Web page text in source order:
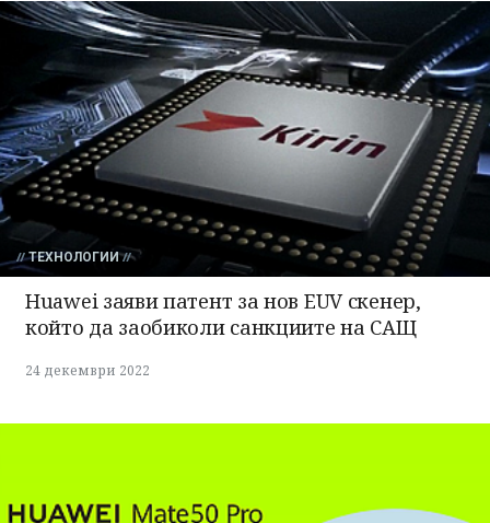
ТЕХНОЛОГИИ
Huawei заяви патент за нов EUV скенер,
който да заобиколи санкциите на САЩ
24 декември 2022